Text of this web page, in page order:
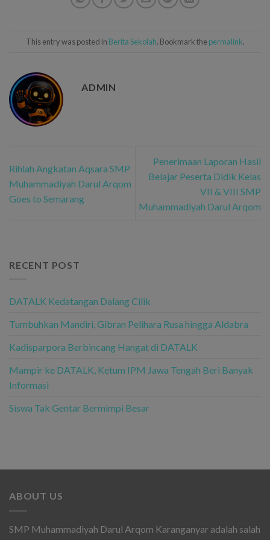
This entry was posted in Berita Sekolah. Bookmark the permalink.
ADMIN
Rihlah Angkatan Aqsara SMP
Muhammadiyah Darul Arqom
Goes to Semarang
Penerimaan Laporan Hasil
Belajar Peserta Didik Kelas
VII & VIII SMP
Muhammadiyah Darul Arqom
RECENT POST
DATALK Kedatangan Dalang Cilik
Tumbuhkan Mandiri, Gibran Pelihara Rusa hingga Aldabra
Kadisparpora Berbincang Hangat di DATALK
Mampir ke DATALK, Ketum IPM Jawa Tengah Beri Banyak
Informasi
Siswa Tak Gentar Bermimpi Besar
ABOUT US
SMP Muhammadiyah Darul Arqom Karanganyar adalah salah